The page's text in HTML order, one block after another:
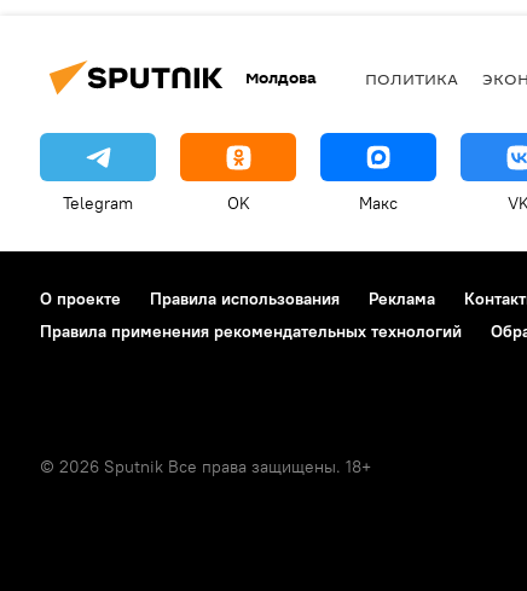
Молдова ПОЛИТИКА
Telegram OK Макс
О проекте Правила использования Реклама
Правила применения рекомендательных технологий
© 2026 Sputnik Все права защищены. 18+